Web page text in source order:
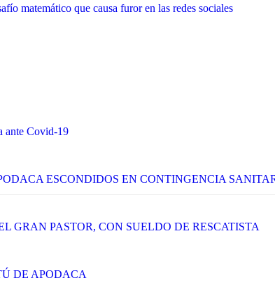
matemático que causa furor en las redes sociales
ante Covid-19
ESCONDIDOS EN CONTINGENCIA
GRAN PASTOR, CON SUELDO DE RESCATISTA
DE APODACA